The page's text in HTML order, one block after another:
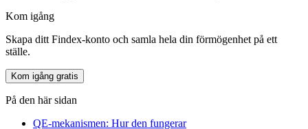
Kom igång
Skapa ditt Findex-konto och samla hela din förmögenhet på ett
ställe.
Kom igång gratis
På den här sidan
QE-mekanismen: Hur den fungerar